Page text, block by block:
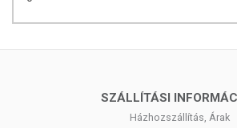
Forrald a tésztát 5 percig, majd
Víz, konjak liszt, kálcium-
SZÁLLÍTÁSI
Házhozszállítás, Árak